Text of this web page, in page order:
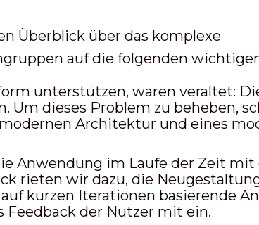
Überblick über das komplexe
auf die folgenden
unterstützen, waren veraltet:
dieses Problem zu beheben,
Architektur und eines
Anwendung im Laufe der Zeit mit
rieten wir dazu, die
kurzen Iterationen basierende
der Nutzer mit ein.